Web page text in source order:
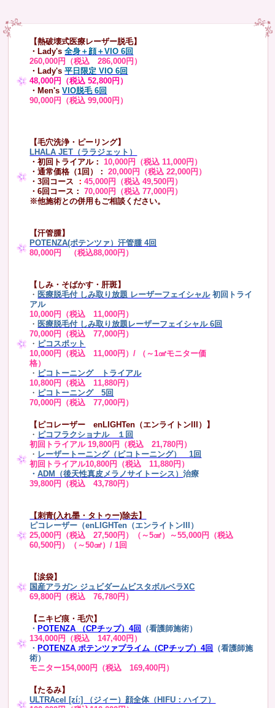
【熱破壊式医療レーザー脱毛】
・Lady's 全身＋顔＋VIO 6回
260,000円（税込 286,000円）
・Lady's平日限定 VIO 6回
48,000円（税込 52,800円）
・Men's VIO脱毛 6回
90,000円（税込 99,000円）
【毛穴洗浄・ピーリング】
LHALA JET（ララジェット）
・初回トライアル：10,000円（税込 11,000円）
・通常価格（1回）：
20,000円（税込 22,000円）
・3回コース ：45,000円（税込 49,500円）
・6回コース：
70,000円（税込 77,000円）
※他施術との併用もご相談ください。
【汗管腫】
POTENZA(ポテンツァ）汗管腫 4回
80,000円 （税込88,000円）
【しみ・そばかす・肝斑】
・ 医療脱毛付 しみ取り放題 レーザーフェイシャル 初回トライ
アル
10,000円（税込 11,000円）
・ 医療脱毛付 しみ取り放題レーザーフェイシャル 6回
70,000円（税込 77,000円）
・ ピコスポット
10,000円（税込 11,000円）/ （～1㎠モニター価
格）
・ ピコトーニング トライアル
10,800円（税込 11,880円）
・ ピコトーニング 5回
70,000円（税込 77,000円）
【ピコレーザー enLIGHTen（エンライトンIII）】
・ ピコフラクショナル １回
初回トライアル 19,800円（税込 21,780円）
・ レーザートーニング（ピコトーニング） 1回
初回トライアル10,800円（税込 11,880円）
・ADM（後天性真皮メラノサイトーシス）治療
39,800円（税込 43,780円）
【刺青(入れ墨・タトゥー)除去】
ピコレーザー（enLIGHTen（エンライトンIII）
25,000円（税込 27,500円）（～5㎠）～55,000円（税込
60,500円）（～50㎠）/ 1回
【涙袋】
国産アラガン ジュビダームビスタボルベラXC
69,800円（税込 76,780円）
【ニキビ痕・毛穴】
・ POTENZA （CPチップ）4回
（看護師施術）
134,000円（税込 147,400円）
・ POTENZA ポテンツァプライム（CPチップ）4回
（看護師施
術）
モニター154,000円（税込 169,400円）
【たるみ】
ULTRAcel [zíː] （ジィー）顔全体（HIFU：ハイフ）